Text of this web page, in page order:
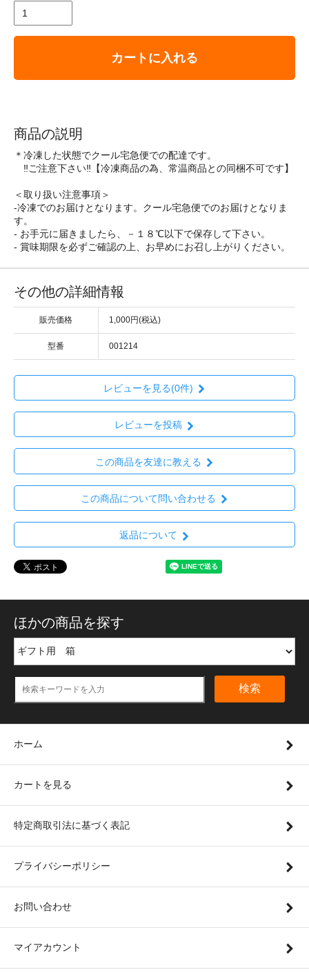
カートに入れる
商品の説明
＊冷凍した状態でクール宅急便での配達です。
‼ご注意下さい‼【冷凍商品の為、常温商品との同梱不可です】
＜取り扱い注意事項＞
-冷凍でのお届けとなります。クール宅急便でのお届けとなりま
す。
- お手元に届きましたら、－１８℃以下で保存して下さい。
- 賞味期限を必ずご確認の上、お早めにお召し上がりください。
その他の詳細情報
販売価格 1,000円(税込)
型番 001214
レビューを見る(0件)
レビューを投稿
この商品を友達に教える
この商品について問い合わせる
返品について
ほかの商品を探す
検索
ホーム
カートを見る
特定商取引法に基づく表記
プライバシーポリシー
お問い合わせ
マイアカウント